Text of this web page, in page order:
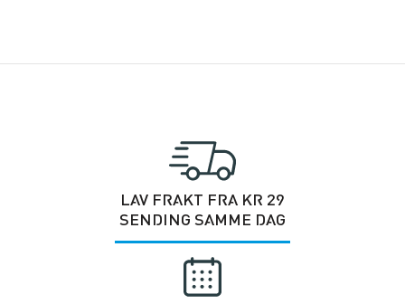
LAV FRAKT FRA KR 29
SENDING SAMME DAG